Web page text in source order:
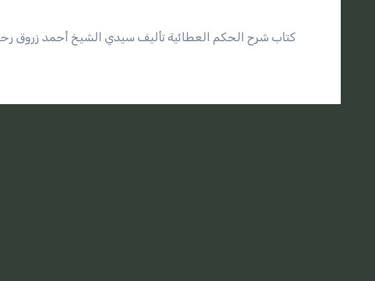
كتاب شرح الحكم العطائية تأليف سيدي الشيخ أحمد زروق